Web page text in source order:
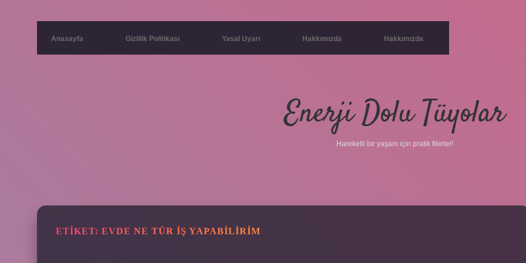
Anasayfa Gizlilik Politikası Yasal Uyarı Hakkımızda Hakkımızda
Enerji Dolu Tüyolar
Hareketli bir yaşam için pratik fikirler!
ETIKET: EVDE NE TÜR IŞ YAPABILIRIM